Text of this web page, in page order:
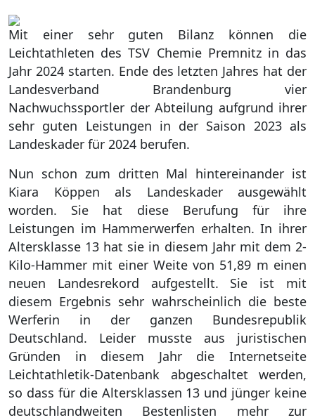
Mit einer sehr guten Bilanz können die
Leichtathleten des TSV Chemie Premnitz in das
Jahr 2024 starten. Ende des letzten Jahres hat der
Landesverband Brandenburg vier
Nachwuchssportler der Abteilung aufgrund ihrer
sehr guten Leistungen in der Saison 2023 als
Landeskader für 2024 berufen.
Nun schon zum dritten Mal hintereinander ist
Kiara Köppen als Landeskader ausgewählt
worden. Sie hat diese Berufung für ihre
Leistungen im Hammerwerfen erhalten. In ihrer
Altersklasse 13 hat sie in diesem Jahr mit dem 2-
Kilo-Hammer mit einer Weite von 51,89 m einen
neuen Landesrekord aufgestellt. Sie ist mit
diesem Ergebnis sehr wahrscheinlich die beste
Werferin in der ganzen Bundesrepublik
Deutschland. Leider musste aus juristischen
Gründen in diesem Jahr die Internetseite
Leichtathletik-Datenbank abgeschaltet werden,
so dass für die Altersklassen 13 und jünger keine
deutschlandweiten Bestenlisten mehr zur